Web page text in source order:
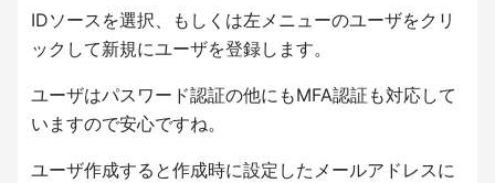
IDソースを選択、もしくは左メニューのユーザをクリ
ックして新規にユーザを登録します。
ユーザはパスワード認証の他にもMFA認証も対応して
いますので安心ですね。
ユーザ作成すると作成時に設定したメールアドレスに